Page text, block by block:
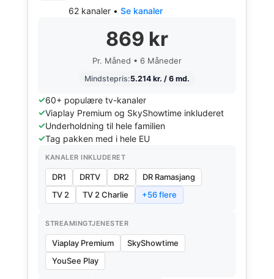
62 kanaler • Se kanaler
869 kr
Pr. Måned • 6 Måneder
Mindstepris:5.214 kr. / 6 md.
60+ populære tv-kanaler
Viaplay Premium og SkyShowtime inkluderet
Underholdning til hele familien
Tag pakken med i hele EU
KANALER INKLUDERET
DR1 DRTV DR2
DR Ramasjang
TV 2
TV 2 Charlie +56 flere
STREAMINGTJENESTER
Viaplay Premium
SkyShowtime
YouSee Play